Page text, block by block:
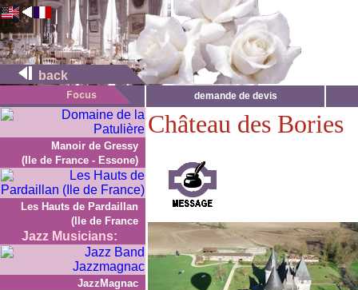
back
demande de devis
Manoir de Gressy
(Ile de France - Essone)
Les Hauts de Pardaillan
(Ile de France
Jazz Musicians:
JazzMagnac
Château des Bories